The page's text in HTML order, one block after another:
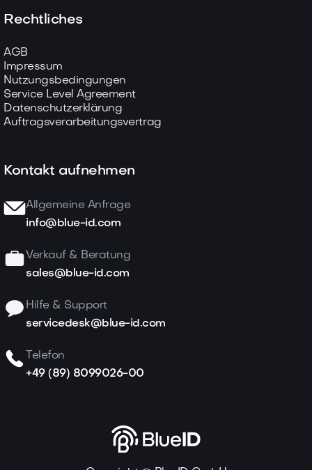
Rechtliches
AGB
Impressum
Nutzungsbedingungen
Service Level Agreement
Datenschutzerklärung
Auftragsverarbeitungsvertrag
Kontakt aufnehmen
Allgemeine Anfrage
info@blue-id.com
Verkauf & Beratung
sales@blue-id.com
Hilfe & Support
servicedesk@blue-id.com
Telefon
+49 (89) 8099026-00